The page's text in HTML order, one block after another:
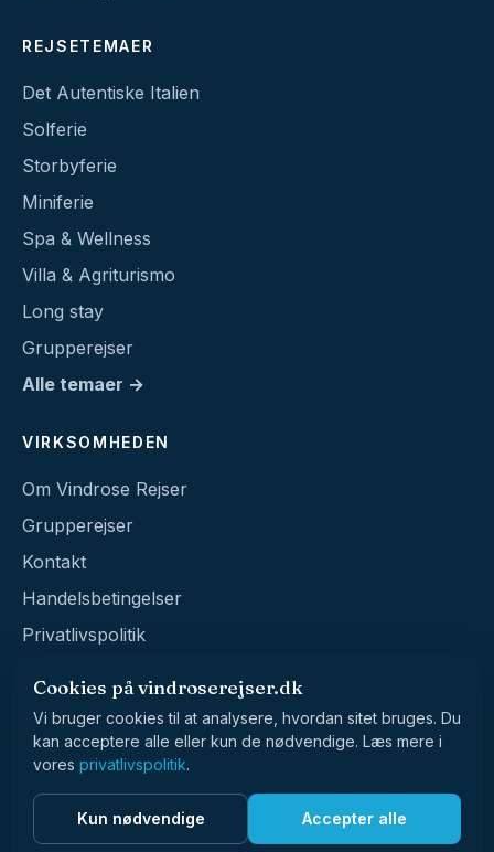
REJSETEMAER
Det Autentiske Italien
Solferie
Storbyferie
Miniferie
Spa & Wellness
Villa & Agriturismo
Long stay
Grupperejser
Alle temaer →
VIRKSOMHEDEN
Om Vindrose Rejser
Grupperejser
Kontakt
Handelsbetingelser
Privatlivspolitik
© 2026 Vindrose Rejser · CVR 39017229
Vester Voldgade 90 · 1552 København V
Cookies på vindroserejser.dk
Vi bruger cookies til at analysere, hvordan sitet bruges. Du
kan acceptere alle eller kun de nødvendige. Læs mere i
vores privatlivspolitik.
Kun nødvendige Accepter alle